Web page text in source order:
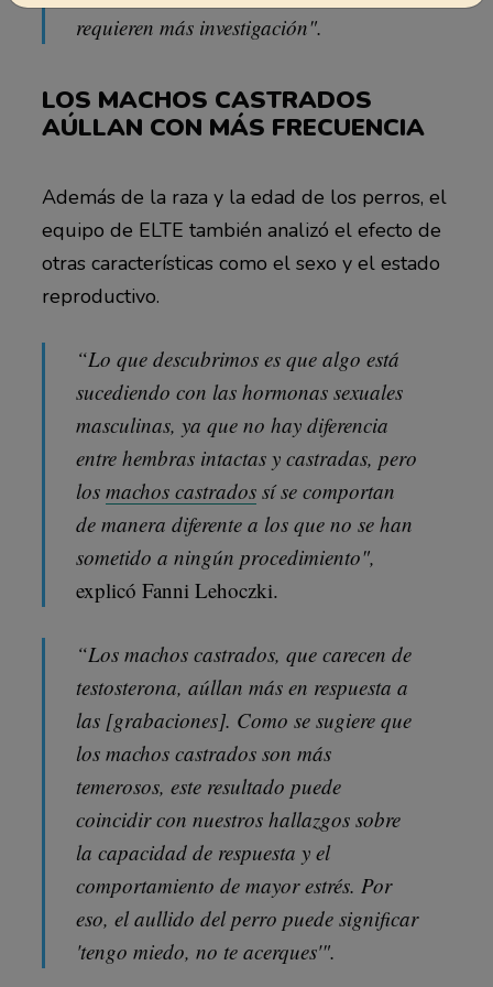
requieren más investigación".
LOS MACHOS CASTRADOS
AÚLLAN CON MÁS FRECUENCIA
Además de la raza y la edad de los perros, el
equipo de ELTE también analizó el efecto de
otras características como el sexo y el estado
reproductivo.
“Lo que descubrimos es que algo está
sucediendo con las hormonas sexuales
masculinas, ya que no hay diferencia
entre hembras intactas y castradas, pero
losmachos castrados sí se comportan
de manera diferente a los que no se han
sometido a ningún procedimiento",
explicó Fanni Lehoczki.
“Los machos castrados, que carecen de
testosterona, aúllan más en respuesta a
las [grabaciones]. Como se sugiere que
los machos castrados son más
temerosos, este resultado puede
coincidir con nuestros hallazgos sobre
la capacidad de respuesta y el
comportamiento de mayor estrés. Por
eso, el aullido del perro puede significar
'tengo miedo, no te acerques'".